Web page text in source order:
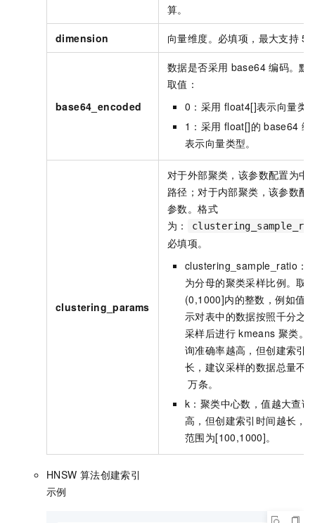
算。
dimension 向量维度。必填项，最大支持
base64_encoded
数据是否采用 base64 编码。默
取值：
0：采用 float4[]表示向量类
1：采用 float[]的 base64 编
表示向量类型。
clustering_params
对于外部聚类，该参数配置为中
路径；对于内部聚类，该参数配
参数。格式
为：
必填项。
clustering_sample_ratio：
为分母的聚类采样比例。取
(0,1000]内的整数，例如值为
示对表中的数据按照千分之
采样后进行 kmeans 聚类。
询准确率越高，但创建索引
长，建议采样的数据总量不
万条。
k：聚类中心数，值越大查询
高，但创建索引时间越长，
范围为[100,1000]。
HNSW 算法创建索引
示例